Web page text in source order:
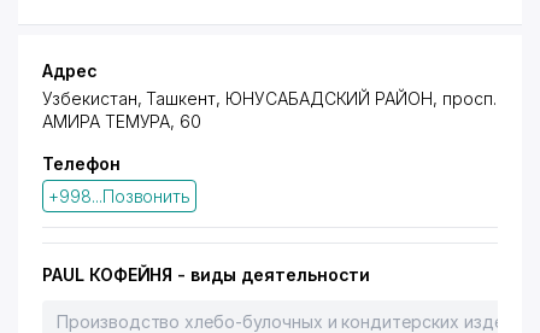
Адрес
Узбекистан, Ташкент, ЮНУСАБАДСКИЙ РАЙОН, просп.
АМИРА ТЕМУРА, 60
Телефон
+998...Позвонить
PAUL КОФЕЙНЯ - виды деятельности
Производство хлебо-булочных и кондитерских изделий